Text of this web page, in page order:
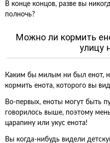
В конце концов, разве вы
полночь?
Можно ли кормить
улицу
Каким бы милым ни был енот,
кормить енота, которого вы
Во-первых, еноты могут быть
говорилось выше, поэтому
царапину или укус енота!
Вы когда-нибудь видели